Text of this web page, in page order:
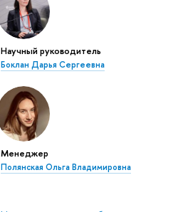
Научный руководитель
Боклан Дарья Сергеевна
Менеджер
Полянская Ольга Владимировна